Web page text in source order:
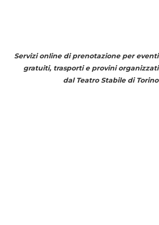
Servizi online di prenotazione per eventi
gratuiti, trasporti e provini organizzati
dal Teatro Stabile di Torino